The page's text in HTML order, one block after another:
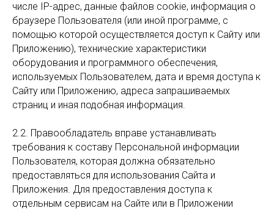
числе IP-адрес, данные файлов cookie, информация о
браузере Пользователя (или иной программе, с
помощью которой осуществляется доступ к Сайту или
Приложению), технические характеристики
оборудования и программного обеспечения,
используемых Пользователем, дата и время доступа к
Сайту или Приложению, адреса запрашиваемых
страниц и иная подобная информация.
2.2. Правообладатель вправе устанавливать
требования к составу Персональной информации
Пользователя, которая должна обязательно
предоставляться для использования Сайта и
Приложения. Для предоставления доступа к
отдельным сервисам на Сайте или в Приложении